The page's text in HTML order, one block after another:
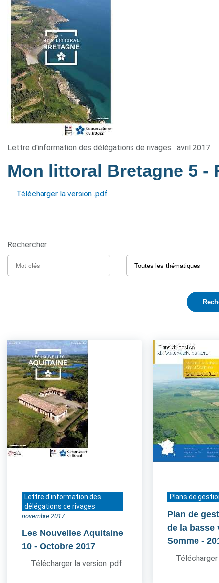
Lettre d'information des délégations de rivages avril 2017
Mon littoral Bretagne 5 -
Télécharger la version .pdf
Rechercher
Lettre d'information des
délégations de rivages
novembre 2017
Les Nouvelles Aquitaine
10 - Octobre 2017
Télécharger la version .pdf
Plans de
Plan de
de la basse
Somme -